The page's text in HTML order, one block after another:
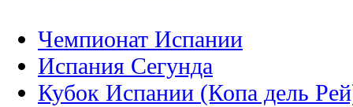
Чемпионат Испании
Испания Сегунда
Кубок Испании (Копа дель